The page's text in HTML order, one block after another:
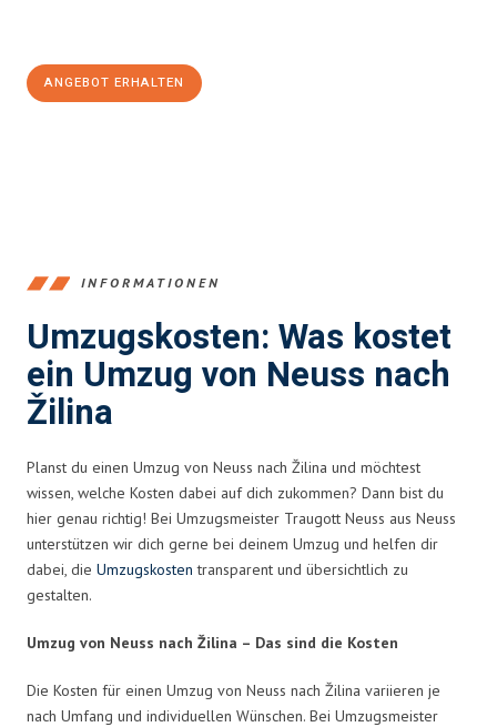
ANGEBOT ERHALTEN
INFORMATIONEN
Umzugskosten: Was kostet
ein Umzug von Neuss nach
Žilina
Planst du einen Umzug von Neuss nach Žilina und möchtest
wissen, welche Kosten dabei auf dich zukommen? Dann bist du
hier genau richtig! Bei Umzugsmeister Traugott Neuss aus Neuss
unterstützen wir dich gerne bei deinem Umzug und helfen dir
dabei, die Umzugskosten transparent und übersichtlich zu
gestalten.
Umzug von Neuss nach Žilina – Das sind die Kosten
Die Kosten für einen Umzug von Neuss nach Žilina variieren je
nach Umfang und individuellen Wünschen. Bei Umzugsmeister